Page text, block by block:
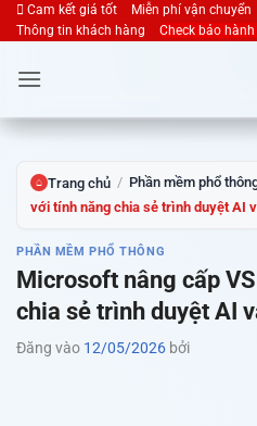
Bỏ
qua
nội
Cam kết giá tốt Miễn phí vận chuyển
Thông tin khách hàng
Check bảo hành
⌂ Trang chủ / Phần mềm phổ
với tính năng chia sẻ trình duyệt AI
PHẦN MỀM PHỔ THÔNG
Microsoft nâng cấp
chia sẻ trình duyệt AI
Đăng vào 12/05/2026 bởi